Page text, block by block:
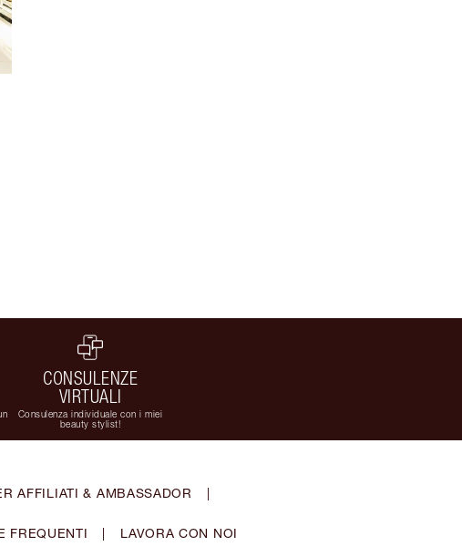
CONSULENZE
VIRTUALI
Consulenza individuale con i miei
beauty stylist!
AFFILIATI & AMBASSADOR |
FREQUENTI | LAVORA CON NOI